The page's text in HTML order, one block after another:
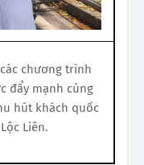
chương trình
đẩy mạnh cùng
hút khách quốc
Liên.